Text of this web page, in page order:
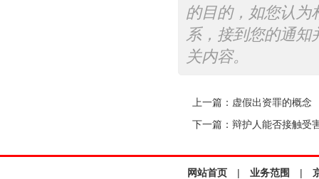
的目的，如您认为
系，接到您的通知
关内容。
上一篇： 虚假出资罪的概念
下一篇： 辩护人能否接触受
网站首页 | 业务范围 |